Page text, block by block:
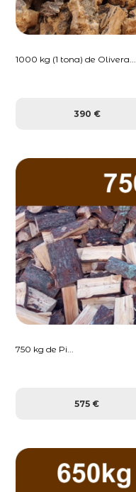
1000 kg (1 tona) de Olivera...
390 €
750 kg de Pi...
575 €